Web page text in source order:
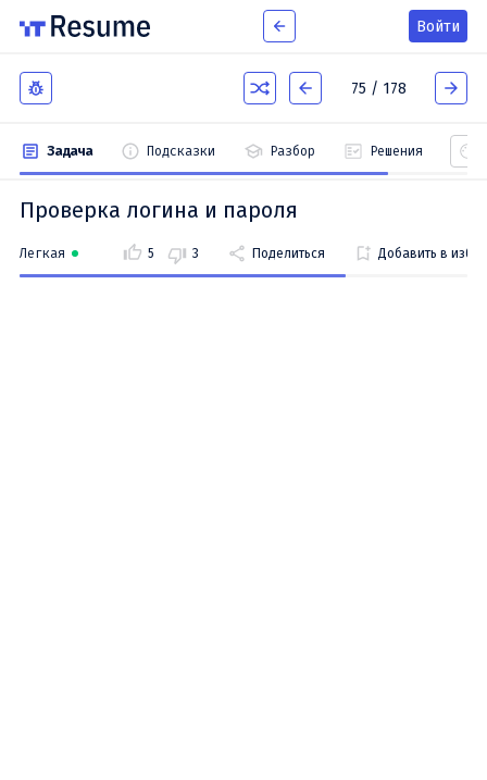
Войти
Задача Подсказки Разбор Решения
Проверка логина и пароля
Легкая 5 3 Поделиться Добавить в
75 / 178